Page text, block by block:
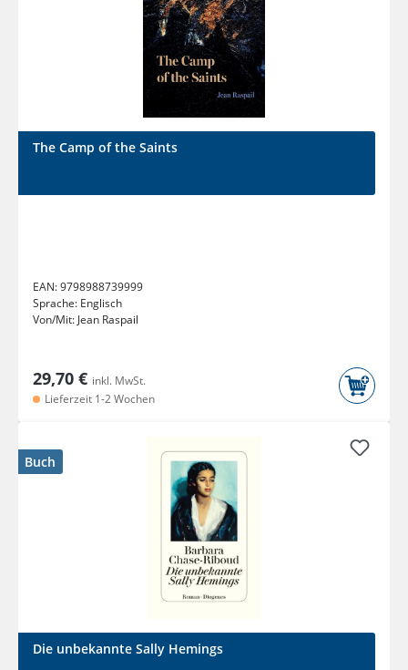
The Camp of the Saints
EAN:9798988739999
Sprache: Englisch
Von/Mit: Jean Raspail
29,70 € inkl. MwSt.
Lieferzeit 1-2 Wochen
Buch
Die unbekannte Sally Hemings